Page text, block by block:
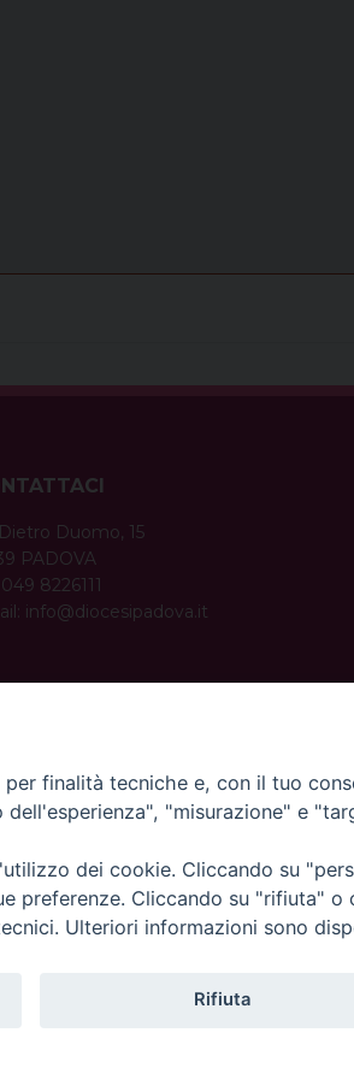
Duomo, 15
PADOVA
8226111
info@diocesipadova.it
finalità tecniche e, con il tuo
"misurazione" e
dei cookie. Cliccando su
preferenze. Cliccando su "rifiuta"
Ulteriori informazioni sono
Rifiuta